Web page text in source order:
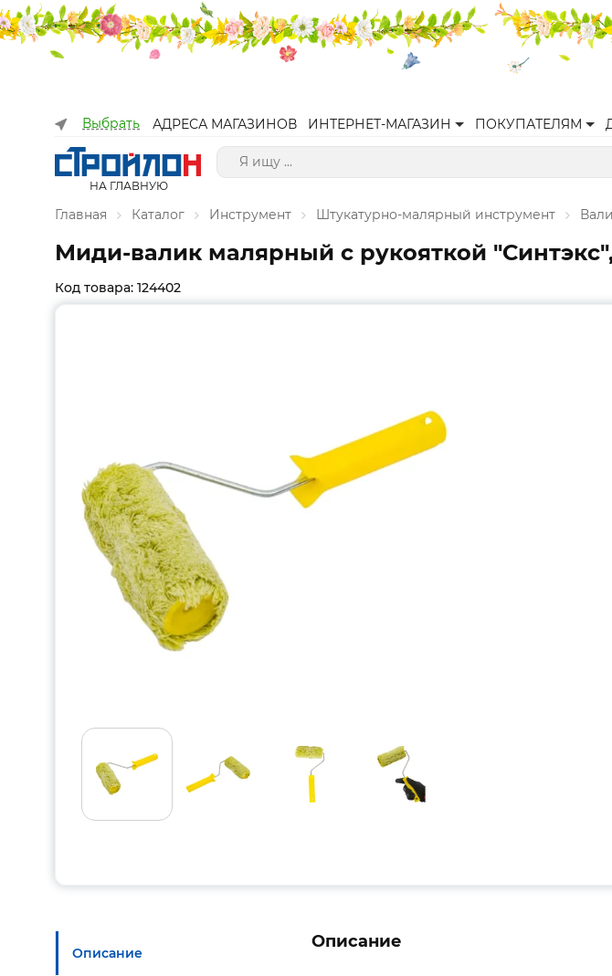
Выбрать АДРЕСА МАГАЗИНОВ ИНТЕРНЕТ-МАГАЗИН ПОКУПАТЕЛЯМ
НА ГЛАВНУЮ
Главная Каталог Инструмент Штукатурно-малярный инструмент
Миди-валик малярный с рукояткой
Код товара: 124402
Описание
Описание